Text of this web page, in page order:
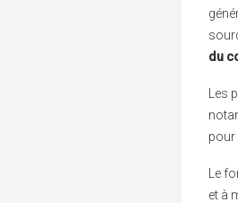
du
pour
Le
et à